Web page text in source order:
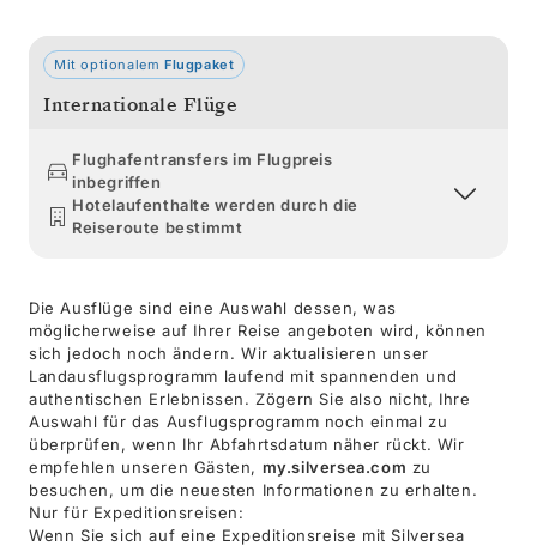
Mit optionalem Flugpaket
Internationale Flüge
Flughafentransfers im Flugpreis
inbegriffen
Hotelaufenthalte werden durch die
Reiseroute bestimmt
Die Ausflüge sind eine Auswahl dessen, was
möglicherweise auf Ihrer Reise angeboten wird, können
sich jedoch noch ändern. Wir aktualisieren unser
Landausflugsprogramm laufend mit spannenden und
authentischen Erlebnissen. Zögern Sie also nicht, Ihre
Auswahl für das Ausflugsprogramm noch einmal zu
überprüfen, wenn Ihr Abfahrtsdatum näher rückt. Wir
empfehlen unseren Gästen, my.silversea.com zu
besuchen, um die neuesten Informationen zu erhalten.
Nur für Expeditionsreisen:
Wenn Sie sich auf eine Expeditionsreise mit Silversea